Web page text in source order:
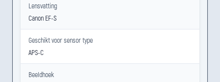
Lensvatting
Canon EF-S
Geschikt voor sensor type
APS-C
Beeldhoek